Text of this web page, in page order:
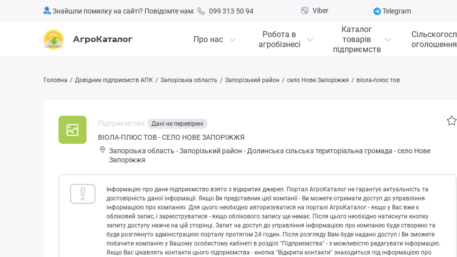
Знайшли помилку на сайті? Повідомте нам: 099 313 50 94 Viber Telegram
АгроКаталог Про нас
Робота в
агробізнесі
Каталог
товарів
підприємств
Сільскогосп
оголошення
Головна Довідник підприємств АПК Запорізька область Запорізький район село Нове Запоріжжя віола-плюс тов
Підприємство: Дані не перевірені
ВІОЛА-ПЛЮС ТОВ - СЕЛО НОВЕ ЗАПОРІЖЖЯ
Запорізька область -Запорізький район - Дoлинськa сільська територіальна громада -село Нове
Запоріжжя
Інформацію про дане підприємство взято з відкритих джерел. Портал АгроКаталог не гарантує актуальність та
достовірність даної інформації. Якщо Ви представник цієї компанії - Ви можете отримати доступ до управління
інформацією про компанію. Для цього необхідно авторизуватися на порталі АгроКаталог - якщо у Вас вже є
обліковий запис, і зареєструватися - якщо облікового запису ще немає. Після цього необхідно натиснути кнопку
запиту доступу нижче на цій сторінці. Запит на доступ до управління інформацією про компанію буде створено та
буде розглянуто адміністрацією порталу протягом 24 годин. Після розгляду Вам буде надано доступ і Ви зможете
побачити компанію у Вашому особистому кабінеті в розділі "Підприємства" - з можливістю редагувати інформацію.
Якщо Вас цікавлять контакти цього підприємства - кнопка "Відкрити контакти" знаходиться під інформацією про